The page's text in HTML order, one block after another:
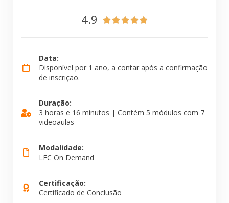
4.9 
Data:
Disponível por 1 ano, a contar após a confirmação
de inscrição.
Duração:
3 horas e 16 minutos | Contém 5 módulos com 7
videoaulas
Modalidade:
LEC On Demand
Certificação:
Certificado de Conclusão